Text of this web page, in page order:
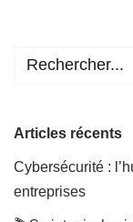
Articles récents
Cybersécurité :
entreprises